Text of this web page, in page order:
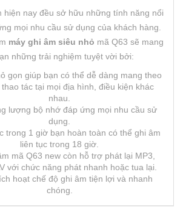
hiện nay đều sở hữu những tính năng nổi
mọi nhu cầu sử dụng của khách hàng.
máy ghi âm siêu nhỏ mã Q63 sẽ mang
những trải nghiệm tuyệt vời bởi:
gọn giúp bạn có thể dễ dàng mang theo
tác tại mọi địa hình, điều kiện khác
nhau.
lượng bộ nhớ đáp ứng mọi nhu cầu sử
dụng.
trong 1 giờ bạn hoàn toàn có thể ghi âm
liên tục trong 18 giờ.
mã Q63 new còn hỗ trợ phát lại MP3,
với chức năng phát nhanh hoặc tua lại.
hoạt chế độ ghi âm tiện lợi và nhanh
chóng.